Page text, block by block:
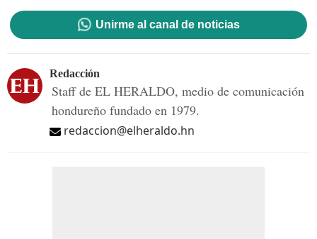
Unirme al canal de noticias
Redacción
Staff de EL HERALDO, medio de comunicación
hondureño fundado en 1979.
redaccion@elheraldo.hn